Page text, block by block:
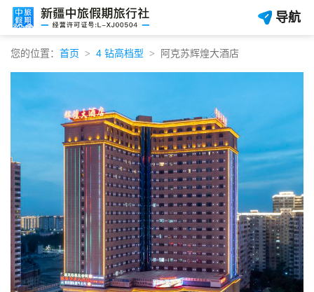
导航
您的位置： 首页 4 钻高档型 阿克苏辉煌大酒店